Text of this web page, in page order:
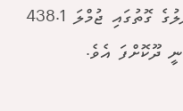
މުހައްމަދު ސޯލިހުގެ ސަރުކާރުން ބަދަލުގެ ގޮތުގައި ޖުމްލަ 438.1
ދޫކޮށްފަ އެވެ.